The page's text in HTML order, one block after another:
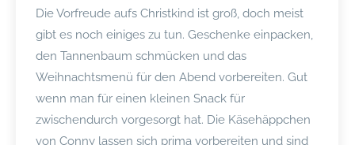
Die Vorfreude aufs Christkind ist groß, doch meist
gibt es noch einiges zu tun. Geschenke einpacken,
den Tannenbaum schmücken und das
Weihnachtsmenü für den Abend vorbereiten. Gut
wenn man für einen kleinen Snack für
zwischendurch vorgesorgt hat. Die Käsehäppchen
von Conny lassen sich prima vorbereiten und sind